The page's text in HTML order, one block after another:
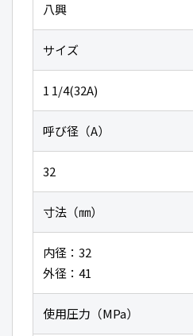
八興
サイズ
1 1/4(32A)
呼び径（A）
32
寸法（㎜）
内径：32
外径：41
使用圧力（MPa）